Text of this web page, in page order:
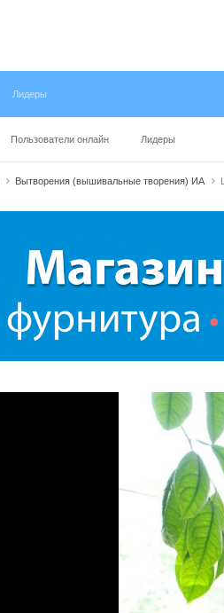
Пользователи онлайн Лидеры
Лидеры
Вытворения (вышивальные творения) ИА